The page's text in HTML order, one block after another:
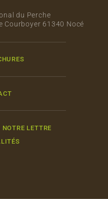
du Perche
Courboyer 61340 Nocé
LETTRE